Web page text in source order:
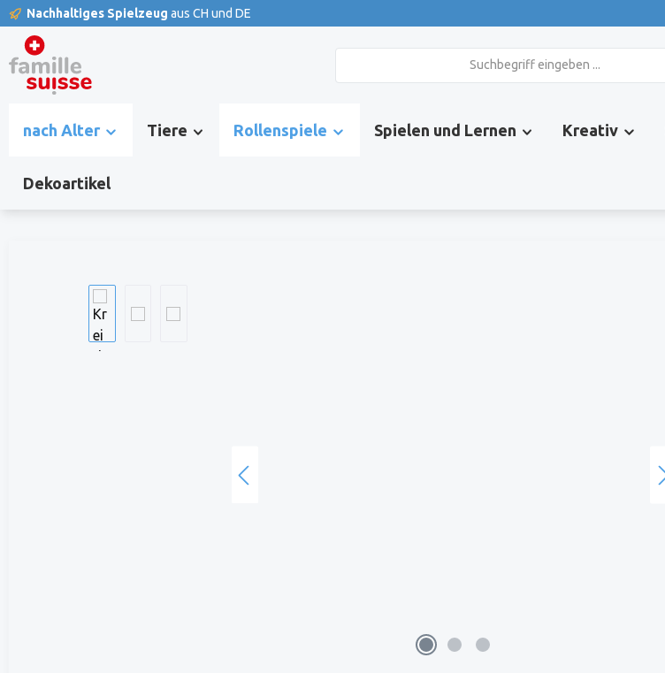
Zur Hauptnavigation springen
Nachhaltiges Spielzeug aus CH und DE
nach Alter Tiere Rollenspiele Spielen und Lernen Kreativ
Dekoartikel
Bildergalerie überspringen